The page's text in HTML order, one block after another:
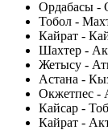
Ордабасы -
Тобол -
Кайрат -
Шахтер -
Жетысу -
Астана -
Окжетпес -
Кайсар -
Кайрат -